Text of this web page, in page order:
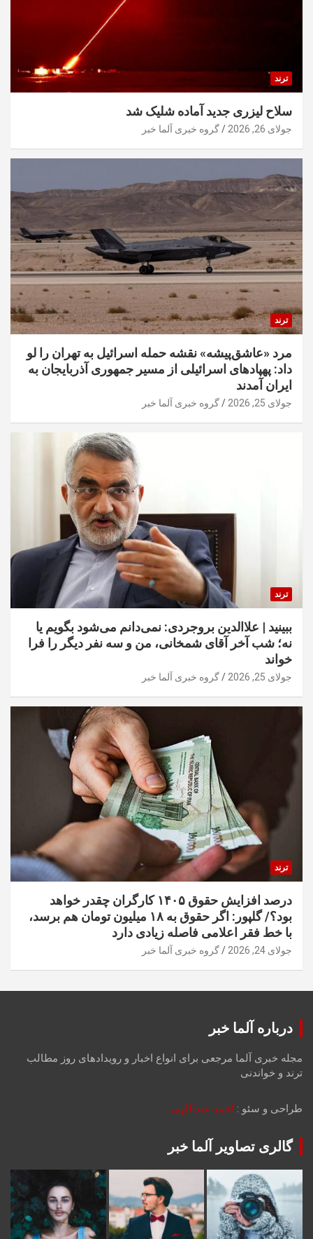
ترند
سلاح لیزری جدید آماده شلیک شد
جولای 26, 2026 گروه خبری آلما خبر
ترند
مرد «عاشق‌پیشه» نقشه حمله اسرائیل به تهران را لو
داد: پهپادهای اسرائیلی از مسیر جمهوری آذربایجان به
ایران آمدند
جولای 25, 2026 گروه خبری آلما خبر
ترند
ببینید | علاالدین بروجردی: نمی‌دانم می‌شود بگویم یا
نه؛ شب آخر آقای شمخانی، من و سه نفر دیگر را فرا
خواند
جولای 25, 2026 گروه خبری آلما خبر
ترند
درصد افزایش حقوق ۱۴۰۵ کارگران چقدر خواهد
بود؟/ گلپور: اگر حقوق به ۱۸ میلیون تومان هم برسد،
با خط فقر اعلامی فاصله زیادی دارد
جولای 24, 2026 گروه خبری آلما خبر
درباره آلما خبر
مجله خبری آلما مرجعی برای انواع اخبار و رویدادهای روز مطالب
ترند و خواندنی
طراحی و سئو : احمد عبداللهی
گالری تصاویر آلما خبر